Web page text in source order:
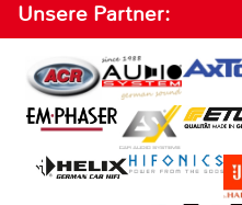
Unsere Partner: